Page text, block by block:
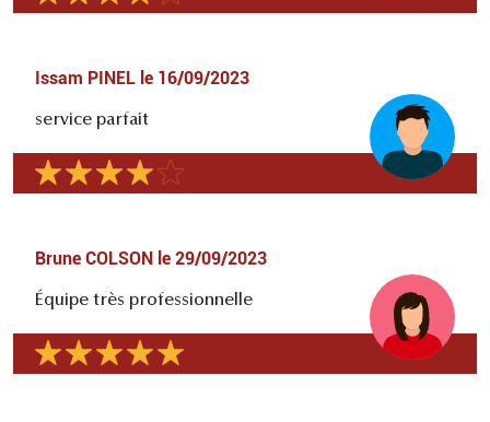
Issam PINEL le 16/09/2023
service parfait
Brune COLSON le 29/09/2023
Équipe très professionnelle